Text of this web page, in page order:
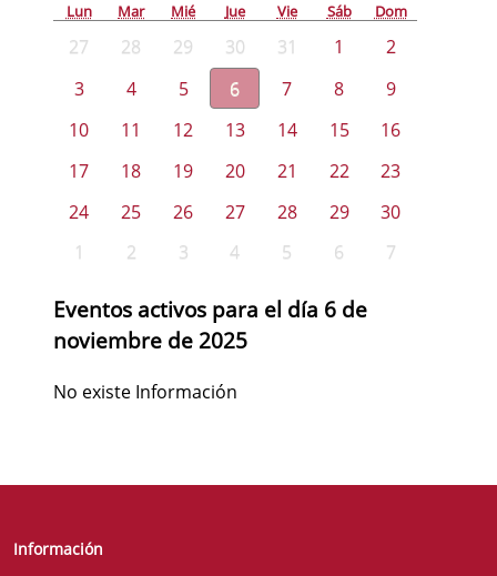
Lun Mar Mié Jue Vie Sáb Dom
27 28 29 30 31 1
2
3
4 5 6 7 8
9
10
11 12 13 14 15
16
17
18 19 20 21 22
23
24
25 26 27 28 29
30
1
2 3 4 5 6 7
Eventos activos para el día 6 de
noviembre de 2025
No existe Información
Información